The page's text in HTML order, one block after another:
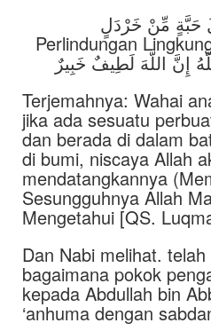
حَبَّةٍ مِّنْ خَرْدَلٍ
Perlindungan
Terjemahnya: Wahai
jika ada sesuatu
dan berada di dalam
di bumi, niscaya Allah
mendatangkannya
Sesungguhnya Allah
Mengetahui [QS.
Dan Nabi melihat.
bagaimana pokok
kepada Abdullah bin
‘anhuma dengan